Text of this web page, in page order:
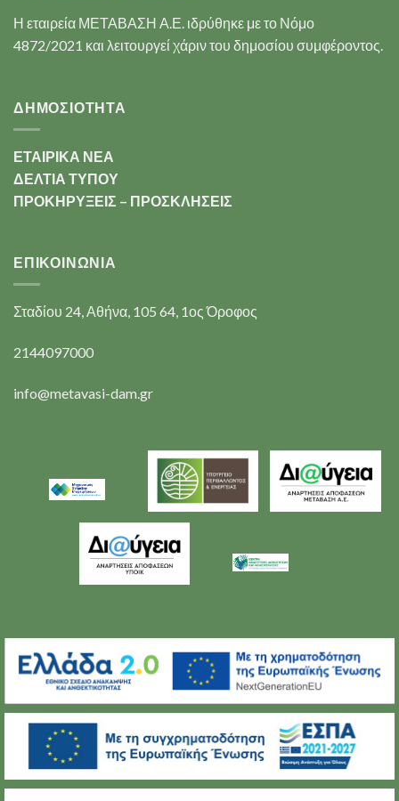
Η εταιρεία ΜΕΤΑΒΑΣΗ Α.Ε. ιδρύθηκε με το Νόμο
4872/2021 και λειτουργεί χάριν του δημοσίου συμφέροντος.
ΔΗΜΟΣΙΟΤΗΤΑ
ΕΤΑΙΡΙΚΑ ΝΕΑ
ΔΕΛΤΙΑ ΤΥΠΟΥ
ΠΡΟΚΗΡΥΞΕΙΣ – ΠΡΟΣΚΛΗΣΕΙΣ
ΕΠΙΚΟΙΝΩΝΊΑ
Σταδίου 24, Αθήνα, 105 64, 1ος Όροφος
2144097000
info@metavasi-dam.gr